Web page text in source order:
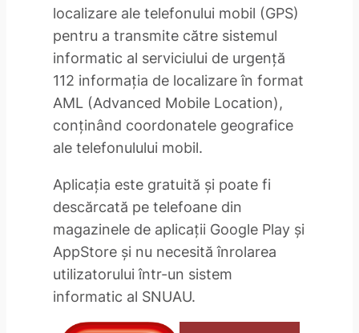
localizare ale telefonului mobil (GPS)
pentru a transmite către sistemul
informatic al serviciului de urgenţă
112 informaţia de localizare în format
AML (Advanced Mobile Location),
conţinând coordonatele geografice
ale telefonulului mobil.
Aplicaţia este gratuită şi poate fi
descărcată pe telefoane din
magazinele de aplicaţii Google Play şi
AppStore şi nu necesită înrolarea
utilizatorului într-un sistem
informatic al SNUAU.